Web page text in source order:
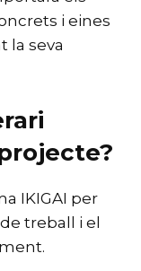
i eines
la seva
IKIGAI per
treball i el